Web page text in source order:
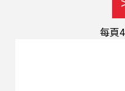
每頁